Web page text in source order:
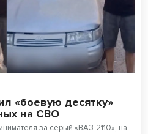
«боевую десятку»
на СВО
за серый «ВАЗ-2110», на